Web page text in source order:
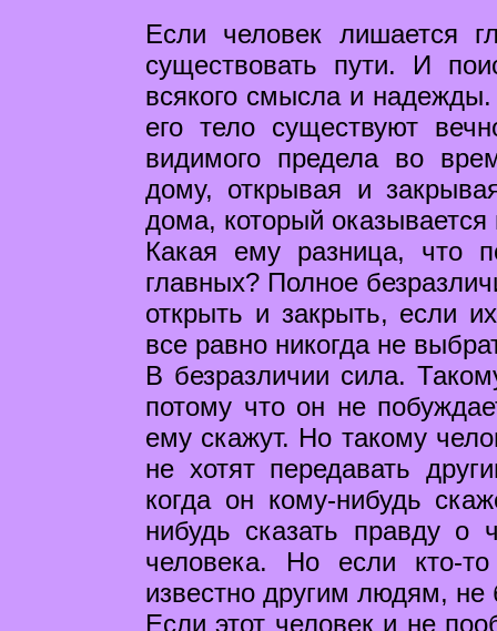
Если человек лишается
существовать пути. И
всякого смысла и
его тело существуют
видимого предела во
дому, открывая и
дома, который
Какая ему разница, что
главных? Полное
открыть и закрыть, если
все равно никогда не
В безразличии сила.
потому что он не
ему скажут. Но такому
не хотят передавать
когда он кому-нибудь
нибудь сказать правду о
человека. Но если кто-то
известно другим людям, не
Если этот человек и не